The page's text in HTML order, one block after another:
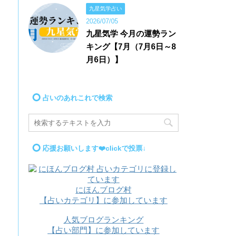
九星気学占い
2026/07/05
九星気学 今月の運勢ラン
キング【7月（7月6日～8
月6日）】
占いのあれこれで検索
応援お願いします❤️clickで投票↓
にほんブログ村
【占いカテゴリ】に参加しています
人気ブログランキング
【占い部門】に参加しています